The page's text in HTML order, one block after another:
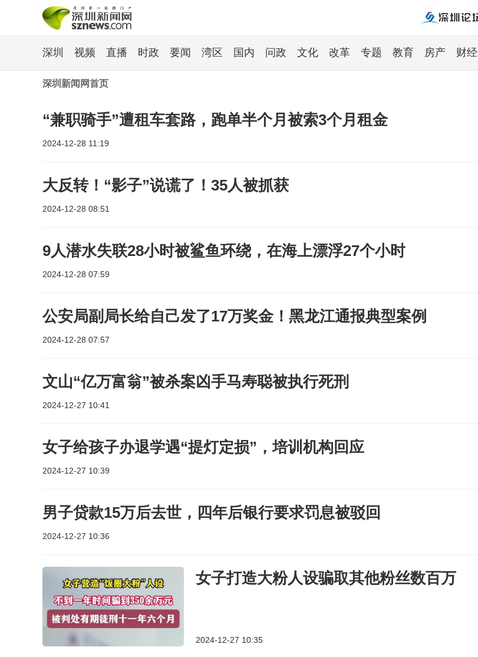
深圳 视频 直播 时政 要闻 湾区 国内 问政 文化 改革 专题 教育 房产 财经
深圳新闻网首页
“兼职骑手”遭租车套路，跑单半个月被索3个月租金
2024-12-28 11:19
大反转！“影子”说谎了！35人被抓获
2024-12-28 08:51
9人潜水失联28小时被鲨鱼环绕，在海上漂浮27个小时
2024-12-28 07:59
公安局副局长给自己发了17万奖金！黑龙江通报典型案例
2024-12-28 07:57
文山“亿万富翁”被杀案凶手马寿聪被执行死刑
2024-12-27 10:41
女子给孩子办退学遇“提灯定损”，培训机构回应
2024-12-27 10:39
男子贷款15万后去世，四年后银行要求罚息被驳回
2024-12-27 10:36
女子打造大粉人设骗取其他粉丝数百万
2024-12-27 10:35